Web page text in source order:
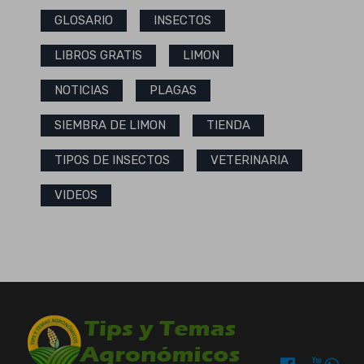
GLOSARIO INSECTOS
LIBROS GRATIS LIMON
NOTICIAS PLAGAS
SIEMBRA DE LIMON TIENDA
TIPOS DE INSECTOS VETERINARIA
VIDEOS